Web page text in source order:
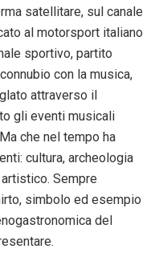
satellitare, sul canale
al motorsport italiano
sportivo, partito
con la musica,
attraverso il
gli eventi musicali
che nel tempo ha
cultura, archeologia
Sempre
simbolo ed esempio
del